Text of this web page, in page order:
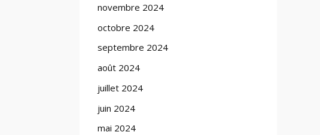
novembre 2024
octobre 2024
septembre 2024
août 2024
juillet 2024
juin 2024
mai 2024